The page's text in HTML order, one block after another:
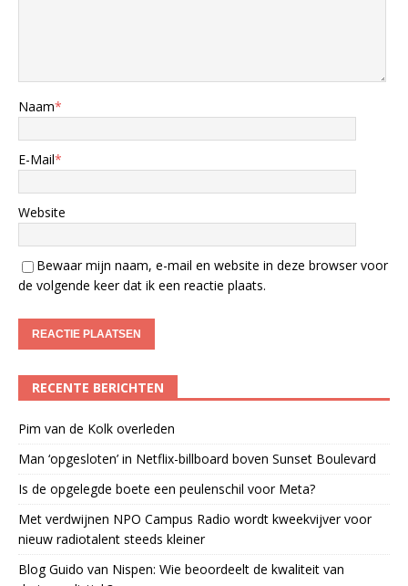
Naam*
E-Mail*
Website
Bewaar mijn naam, e-mail en website in deze browser voor
de volgende keer dat ik een reactie plaats.
RECENTE BERICHTEN
Pim van de Kolk overleden
Man ‘opgesloten’ in Netflix-billboard boven Sunset Boulevard
Is de opgelegde boete een peulenschil voor Meta?
Met verdwijnen NPO Campus Radio wordt kweekvijver voor
nieuw radiotalent steeds kleiner
Blog Guido van Nispen: Wie beoordeelt de kwaliteit van